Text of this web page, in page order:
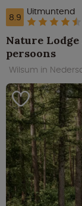
8.9 Uitmuntend
Nature
persoons
Wilsum in